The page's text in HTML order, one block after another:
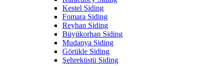
Kestel Siding
Fomara Siding
Reyhan Siding
Büyükorhan Siding
Mudanya Siding
Görükle Siding
Şehreküstü Siding